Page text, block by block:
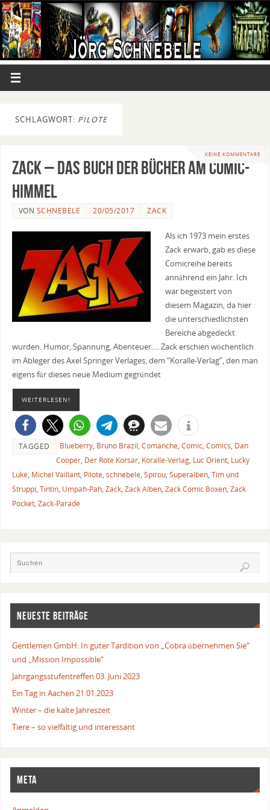
SCHLAGWORT: PILOTE
KEINE KOMMENTARE
Zack – Das Buch der Bücher am Comic-
Himmel
VON SCHNEBELE 20/05/2017 ZACK
Als ich 1973 mein erstes
Zack erwarb, gab es diese
Comicreihe bereits
annährend ein Jahr. Ich
war begeistert von
diesem Magazin, da hier
die unterschiedlichsten
Bereiche abgedeckt
wurden. Humor, Spannung, Abenteuer…. Zack erschien wöchentlich
im Ableger des Axel Springer Verlages, dem “Koralle-Verlag”, den man
eigens für dieses neue Medium gegründet
WEITERLESEN!
TAGGED Blueberry, Bruno Brazil, Comanche, Comic, Comics, Dan
Cooper, Der Rote Korsar, Koralle-Verlag, Luc Orient, Lucky
Luke, Michel Vaillant, Pilote, schnebele, Spirou, Superalben, Tim und
Struppi, Tintin, Umpah-Pah, Zack, Zack Alben, Zack Comic Boxen, Zack
Pocket, Zack-Parade
NEUESTE BEITRÄGE
Gentlemen GmbH: In guter Tardition von „Cobra übernehmen Sie“
und „Mission Impossible“
Jahrgangsstufentreffen 03. Juni 2023
Ein Tag in Aachen 21.01.2023
Winter – die kalte Jahreszeit
Tiere – so vielfältig und interessant
META